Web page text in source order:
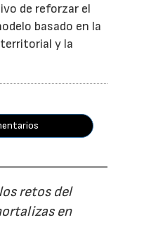
de reforzar el
basado en la
y la
retos del
en